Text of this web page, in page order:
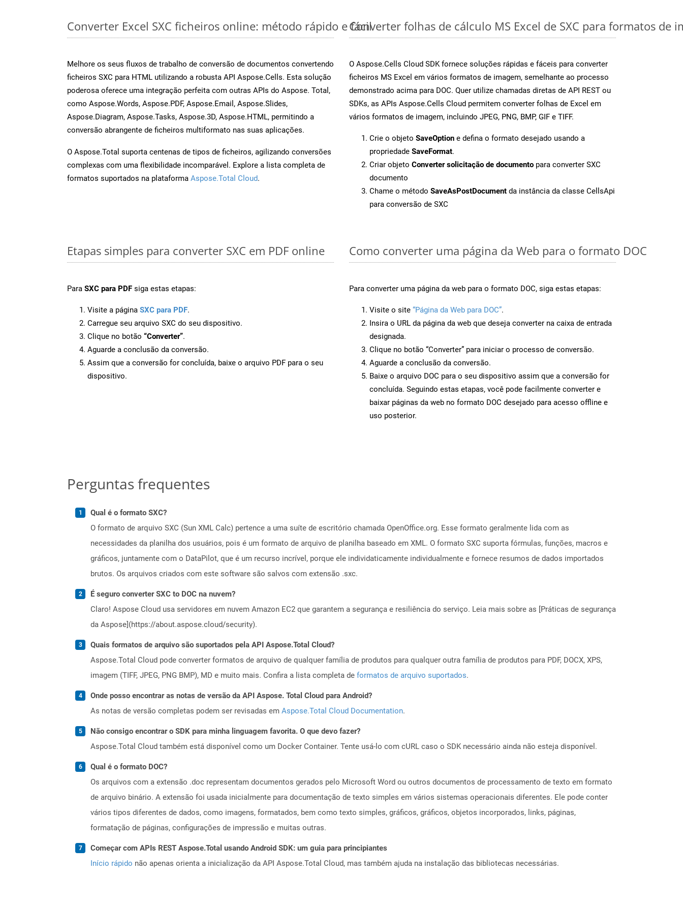
Converter Excel SXC ficheiros online: método rápido e fácil
Melhore os seus fluxos de trabalho de conversão de documentos convertendo
ficheiros SXC para HTML utilizando a robusta API Aspose.Cells. Esta solução
poderosa oferece uma integração perfeita com outras APIs do Aspose. Total,
como Aspose.Words, Aspose.PDF, Aspose.Email, Aspose.Slides,
Aspose.Diagram, Aspose.Tasks, Aspose.3D, Aspose.HTML, permitindo a
conversão abrangente de ficheiros multiformato nas suas aplicações.
O Aspose.Total suporta centenas de tipos de ficheiros, agilizando conversões
complexas com uma flexibilidade incomparável. Explore a lista completa de
formatos suportados na plataforma Aspose.Total Cloud.
Converter folhas de cálculo MS Excel de SXC para formatos de
O Aspose.Cells Cloud SDK fornece soluções rápidas e fáceis para converter
ficheiros MS Excel em vários formatos de imagem, semelhante ao processo
demonstrado acima para DOC. Quer utilize chamadas diretas de API REST ou
SDKs, as APIs Aspose.Cells Cloud permitem converter folhas de Excel em
vários formatos de imagem, incluindo JPEG, PNG, BMP, GIF e TIFF.
Crie o objeto SaveOption e defina o formato desejado usando a
propriedade SaveFormat.
Criar objeto Converter solicitação de documento para converter SXC
documento
Chame o método SaveAsPostDocument da instância da classe CellsApi
para conversão de SXC
Etapas simples para converter SXC em PDF online
Para SXC para PDF siga estas etapas:
Visite a página SXC para PDF.
Carregue seu arquivo SXC do seu dispositivo.
Clique no botão “Converter”.
Aguarde a conclusão da conversão.
Assim que a conversão for concluída, baixe o arquivo PDF para o seu
dispositivo.
Como converter uma página da Web para o formato DOC
Para converter uma página da web para o formato DOC, siga estas etapas:
Visite o site “Página da Web para DOC”.
Insira o URL da página da web que deseja converter na caixa de entrada
designada.
Clique no botão “Converter” para iniciar o processo de conversão.
Aguarde a conclusão da conversão.
Baixe o arquivo DOC para o seu dispositivo assim que a conversão for
concluída. Seguindo estas etapas, você pode facilmente converter e
baixar páginas da web no formato DOC desejado para acesso offline e
uso posterior.
Perguntas frequentes
Qual é o formato SXC?
O formato de arquivo SXC (Sun XML Calc) pertence a uma suíte de escritório chamada OpenOffice.org. Esse formato geralmente lida com as
necessidades da planilha dos usuários, pois é um formato de arquivo de planilha baseado em XML. O formato SXC suporta fórmulas, funções, macros e
gráficos, juntamente com o DataPilot, que é um recurso incrível, porque ele individaticamente individualmente e fornece resumos de dados importados
brutos. Os arquivos criados com este software são salvos com extensão .sxc.
É seguro converter SXC to DOC na nuvem?
Claro! Aspose Cloud usa servidores em nuvem Amazon EC2 que garantem a segurança e resiliência do serviço. Leia mais sobre as [Práticas de segurança
da Aspose](https://about.aspose.cloud/security).
Quais formatos de arquivo são suportados pela API Aspose.Total Cloud?
Aspose.Total Cloud pode converter formatos de arquivo de qualquer família de produtos para qualquer outra família de produtos para PDF, DOCX, XPS,
imagem (TIFF, JPEG, PNG BMP), MD e muito mais. Confira a lista completa de formatos de arquivo suportados.
Onde posso encontrar as notas de versão da API Aspose. Total Cloud para Android?
As notas de versão completas podem ser revisadas em Aspose.Total Cloud Documentation.
Não consigo encontrar o SDK para minha linguagem favorita. O que devo fazer?
Aspose.Total Cloud também está disponível como um Docker Container. Tente usá-lo com cURL caso o SDK necessário ainda não esteja disponível.
Qual é o formato DOC?
Os arquivos com a extensão .doc representam documentos gerados pelo Microsoft Word ou outros documentos de processamento de texto em formato
de arquivo binário. A extensão foi usada inicialmente para documentação de texto simples em vários sistemas operacionais diferentes. Ele pode conter
vários tipos diferentes de dados, como imagens, formatados, bem como texto simples, gráficos, gráficos, objetos incorporados, links, páginas,
formatação de páginas, configurações de impressão e muitas outras.
Começar com APIs REST Aspose.Total usando Android SDK: um guia para principiantes
Início rápido não apenas orienta a inicialização da API Aspose.Total Cloud, mas também ajuda na instalação das bibliotecas necessárias.